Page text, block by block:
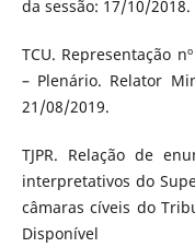
da sessão: 17/10/2018.
TCU. Representação
– Plenário. Relator
21/08/2019.
TJPR. Relação de
interpretativos do
câmaras cíveis do